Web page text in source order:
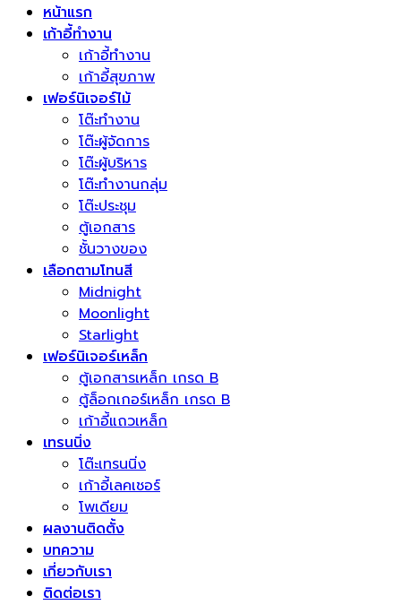
หน้าแรก
เก้าอี้ทำงาน
เก้าอี้ทำงาน
เก้าอี้สุขภาพ
เฟอร์นิเจอร์ไม้
โต๊ะทำงาน
โต๊ะผู้จัดการ
โต๊ะผู้บริหาร
โต๊ะทำงานกลุ่ม
โต๊ะประชุม
ตู้เอกสาร
ชั้นวางของ
เลือกตามโทนสี
Midnight
Moonlight
Starlight
เฟอร์นิเจอร์เหล็ก
ตู้เอกสารเหล็ก เกรด B
ตู้ล็อกเกอร์เหล็ก เกรด B
เก้าอี้แถวเหล็ก
เทรนนิ่ง
โต๊ะเทรนนิ่ง
เก้าอี้เลคเชอร์
โพเดียม
ผลงานติดตั้ง
บทความ
เกี่ยวกับเรา
ติดต่อเรา